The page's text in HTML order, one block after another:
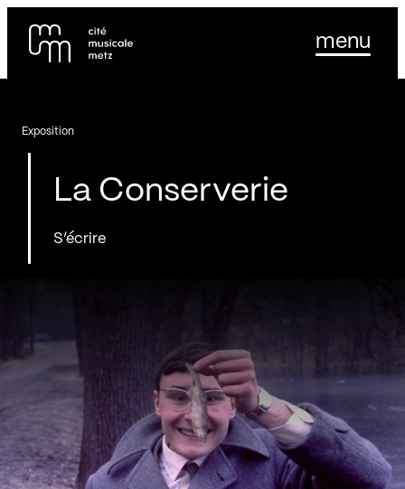
Se rendre au
Contenu principal
menu
La Conserverie
S’écrire
Exposition